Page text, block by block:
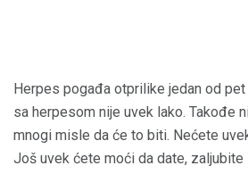
Herpes pogađa otprilike jedan od
sa herpesom nije uvek lako. Takođe
mnogi misle da će to biti. Nećete
Još uvek ćete moći da date,